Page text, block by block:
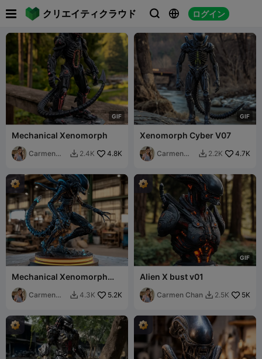
クリエイティクラウド   ログイン
 
GIF
Mechanical Xenomorph
Carmen
 2.4K 4.8K
GIF
Xenomorph Cyber V07
Carmen
 2.2K 4.7K
Mechanical Xenomorph
v08
Carmen
 4.3K 5.2K
GIF
Alien X bust v01
Carmen Chan  2.5K 5K